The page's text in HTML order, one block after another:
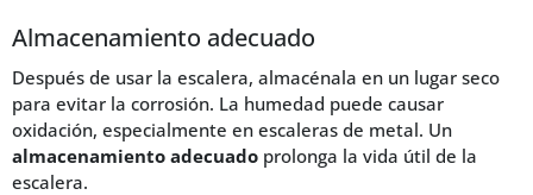
Almacenamiento adecuado
Después de usar la escalera, almacénala en un lugar seco
para evitar la corrosión. La humedad puede causar
oxidación, especialmente en escaleras de metal. Un
almacenamiento adecuado prolonga la vida útil de la
escalera.